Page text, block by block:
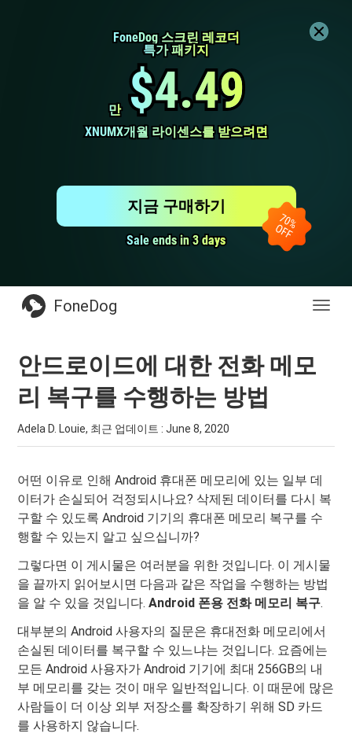
FoneDog 스크린 레코더
FoneDog 스크린 레코더
특가 패키지
특가 패키지
만
만 $4.49
$4.49
XNUMX개월 라이센스를 받으려면
XNUMX개월 라이센스를 받으려면
Sale ends in 3 days
Sale ends in 3 days
지금 구매하기
전
FoneDog
안드로이드에 대한 전화 메모
리 복구를 수행하는 방법
Adela D. Louie, 최근 업데이트 :June 8, 2020
어떤 이유로 인해 Android 휴대폰 메모리에 있는 일부 데
이터가 손실되어 걱정되시나요? 삭제된 데이터를 다시 복
구할 수 있도록 Android 기기의 휴대폰 메모리 복구를 수
행할 수 있는지 알고 싶으십니까?
그렇다면 이 게시물은 여러분을 위한 것입니다. 이 게시물
을 끝까지 읽어보시면 다음과 같은 작업을 수행하는 방법
을 알 수 있을 것입니다.Android 폰용 전화 메모리 복구.
대부분의 Android 사용자의 질문은 휴대전화 메모리에서
손실된 데이터를 복구할 수 있느냐는 것입니다. 요즘에는
모든 Android 사용자가 Android 기기에 최대 256GB의 내
부 메모리를 갖는 것이 매우 일반적입니다. 이 때문에 많은
사람들이 더 이상 외부 저장소를 확장하기 위해 SD 카드
를 사용하지 않습니다.